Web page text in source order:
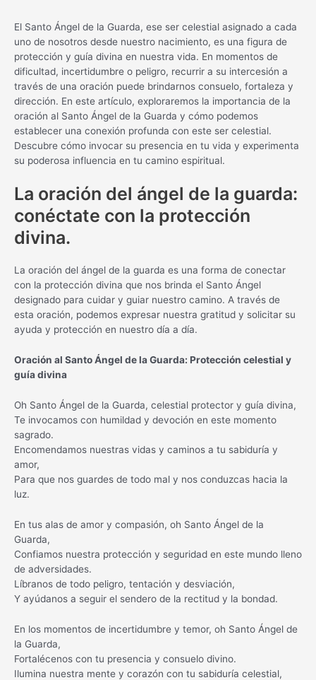
El Santo Ángel de la Guarda, ese ser celestial asignado a cada
uno de nosotros desde nuestro nacimiento, es una figura de
protección y guía divina en nuestra vida. En momentos de
dificultad, incertidumbre o peligro, recurrir a su intercesión a
través de una oración puede brindarnos consuelo, fortaleza y
dirección. En este artículo, exploraremos la importancia de la
oración al Santo Ángel de la Guarda y cómo podemos
establecer una conexión profunda con este ser celestial.
Descubre cómo invocar su presencia en tu vida y experimenta
su poderosa influencia en tu camino espiritual.
La oración del ángel de la guarda:
conéctate con la protección
divina.
La oración del ángel de la guarda es una forma de conectar
con la protección divina que nos brinda el Santo Ángel
designado para cuidar y guiar nuestro camino. A través de
esta oración, podemos expresar nuestra gratitud y solicitar su
ayuda y protección en nuestro día a día.
Oración al Santo Ángel de la Guarda: Protección celestial y
guía divina
Oh Santo Ángel de la Guarda, celestial protector y guía divina,
Te invocamos con humildad y devoción en este momento
sagrado.
Encomendamos nuestras vidas y caminos a tu sabiduría y
amor,
Para que nos guardes de todo mal y nos conduzcas hacia la
luz.
En tus alas de amor y compasión, oh Santo Ángel de la
Guarda,
Confiamos nuestra protección y seguridad en este mundo lleno
de adversidades.
Líbranos de todo peligro, tentación y desviación,
Y ayúdanos a seguir el sendero de la rectitud y la bondad.
En los momentos de incertidumbre y temor, oh Santo Ángel de
la Guarda,
Fortalécenos con tu presencia y consuelo divino.
Ilumina nuestra mente y corazón con tu sabiduría celestial,